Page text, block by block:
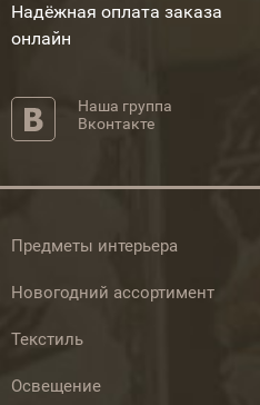
Надёжная оплата заказа
онлайн
Наша группа
Вконтакте
Предметы интерьера
Новогодний ассортимент
Текстиль
Освещение